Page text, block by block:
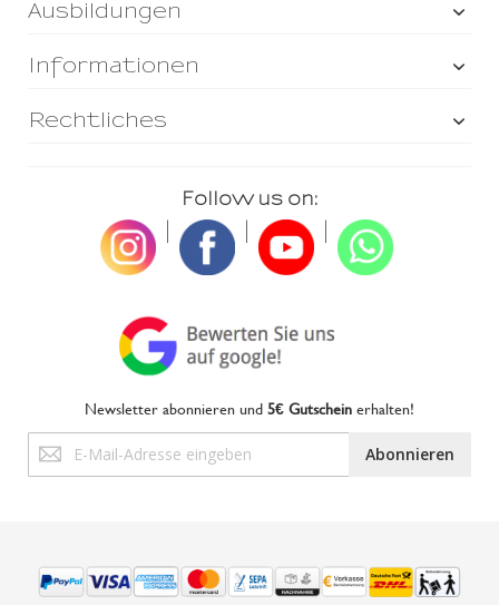
Ausbildungen
Informationen
Rechtliches
Follow us on:
Newsletter abonnieren und5€ Gutscheinerhalten!
Anmeldung
zum
Abonnieren